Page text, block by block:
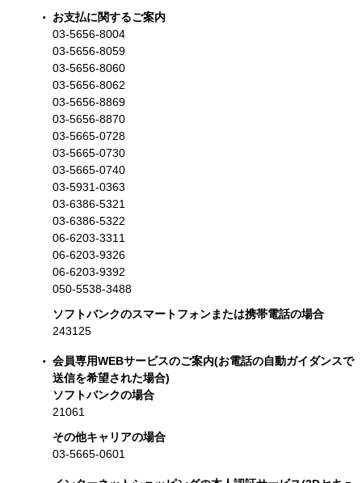
お支払に関するご案内
03-5656-8004
03-5656-8059
03-5656-8060
03-5656-8062
03-5656-8869
03-5656-8870
03-5665-0728
03-5665-0730
03-5665-0740
03-5931-0363
03-6386-5321
03-6386-5322
06-6203-3311
06-6203-9326
06-6203-9392
050-5538-3488
ソフトバンクのスマートフォンまたは携帯電話の場合
243125
会員専用WEBサービスのご案内(お電話の自動ガイダンスで
送信を希望された場合)
ソフトバンクの場合
21061
その他キャリアの場合
03-5665-0601